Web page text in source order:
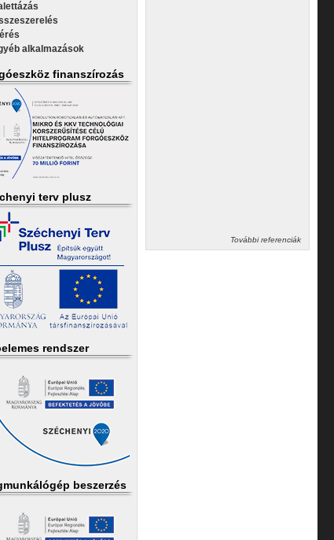
alkalmazások
finanszírozás
terv plusz
rendszer
beszerzés
További referenciák